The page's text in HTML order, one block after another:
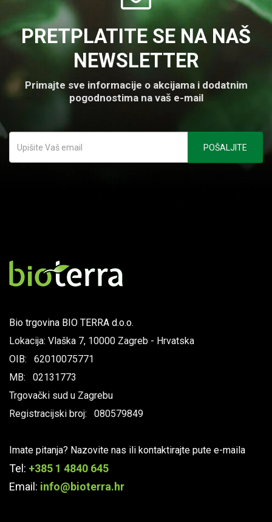
PRETPLATITE SE NA NAŠ
NEWSLETTER
Primajte sve informacije o akcijama i dodatnim
pogodnostima na vaš e-mail
Bio trgovina BIO TERRA d.o.o.
Lokacija: Vlaška 7, 10000 Zagreb - Hrvatska
OIB: 62010075771
MB: 02131773
Trgovački sud u Zagrebu
Registracijski broj: 080579849
Imate pitanja? Nazovite nas ili kontaktirajte pute e-maila
Tel: +385 1 4840 645
Email: info@bioterra.hr